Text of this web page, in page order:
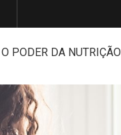
O PODER DA NUTRIÇÃO